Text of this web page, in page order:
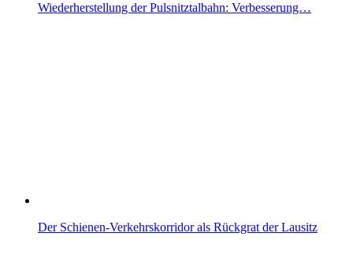
Wiederherstellung der Pulsnitztalbahn: Verbesserung…
Der Schienen-Verkehrskorridor als Rückgrat der Lausitz